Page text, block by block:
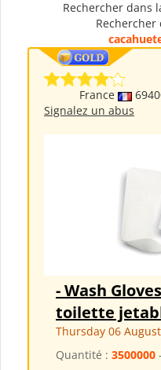
Rechercher dans
Rechercher
France
Signalez un abus
- Wash
toilette
Thursday 06
Quantité : 3500000